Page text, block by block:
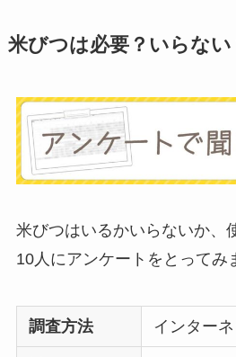
代
い
ス
に
っ
米びつは必要？いらない
米びつはいるかいらないか、
10人にアンケートをとってみ
調査方法 インター